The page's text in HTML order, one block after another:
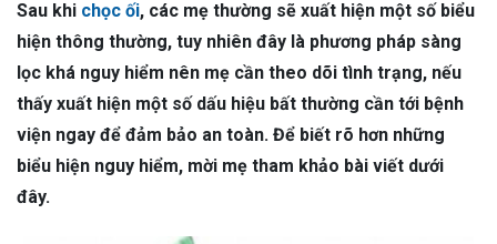
Sau khi chọc ối, các mẹ thường sẽ xuất hiện một số biểu
hiện thông thường, tuy nhiên đây là phương pháp sàng
lọc khá nguy hiểm nên mẹ cần theo dõi tình trạng, nếu
thấy xuất hiện một số dấu hiệu bất thường cần tới bệnh
viện ngay để đảm bảo an toàn. Để biết rõ hơn những
biểu hiện nguy hiểm, mời mẹ tham khảo bài viết dưới
đây.